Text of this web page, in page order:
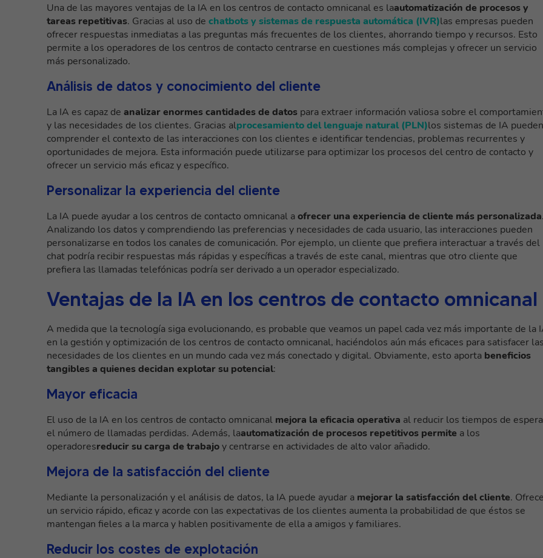
Una de las mayores ventajas de la IA en los centros de contacto omnicanal es laautomatización de procesos y
tareas repetitivas. Gracias al uso de chatbots y sistemas de respuesta automática (IVR)las empresas pueden
ofrecer respuestas inmediatas a las preguntas más frecuentes de los clientes, ahorrando tiempo y recursos. Esto
permite a los operadores de los centros de contacto centrarse en cuestiones más complejas y ofrecer un servicio
más personalizado.
Análisis de datos y conocimiento del cliente
La IA es capaz de analizar enormes cantidades de datos para extraer información valiosa sobre el
y las necesidades de los clientes. Gracias alprocesamiento del lenguaje natural (PLN)los sistemas de IA pueden
comprender el contexto de las interacciones con los clientes e identificar tendencias, problemas recurrentes y
oportunidades de mejora. Esta información puede utilizarse para optimizar los procesos del centro de contacto y
ofrecer un servicio más eficaz y específico.
Personalizar la experiencia del cliente
La IA puede ayudar a los centros de contacto omnicanal aofrecer una experiencia de cliente más personalizada
Analizando los datos y comprendiendo las preferencias y necesidades de cada usuario, las interacciones pueden
personalizarse en todos los canales de comunicación. Por ejemplo, un cliente que prefiera interactuar a través del
chat podría recibir respuestas más rápidas y específicas a través de este canal, mientras que otro cliente que
prefiera las llamadas telefónicas podría ser derivado a un operador especializado.
Ventajas de la IA en los centros de contacto omnicanal
A medida que la tecnología siga evolucionando, es probable que veamos un papel cada vez más importante de la
en la gestión y optimización de los centros de contacto omnicanal, haciéndolos aún más eficaces para satisfacer
necesidades de los clientes en un mundo cada vez más conectado y digital. Obviamente, esto aporta beneficios
tangibles a quienes decidan explotar su potencial:
Mayor eficacia
El uso de la IA en los centros de contacto omnicanal mejora la eficacia operativa al reducir los tiempos de
el número de llamadas perdidas. Además, laautomatización de procesos repetitivos permite a los
operadoresreducir su carga de trabajoy centrarse en actividades de alto valor añadido.
Mejora de la satisfacción del cliente
Mediante la personalización y el análisis de datos, la IA puede ayudar a mejorar la satisfacción del cliente.
un servicio rápido, eficaz y acorde con las expectativas de los clientes aumenta la probabilidad de que éstos se
mantengan fieles a la marca y hablen positivamente de ella a amigos y familiares.
Reducir los costes de explotación